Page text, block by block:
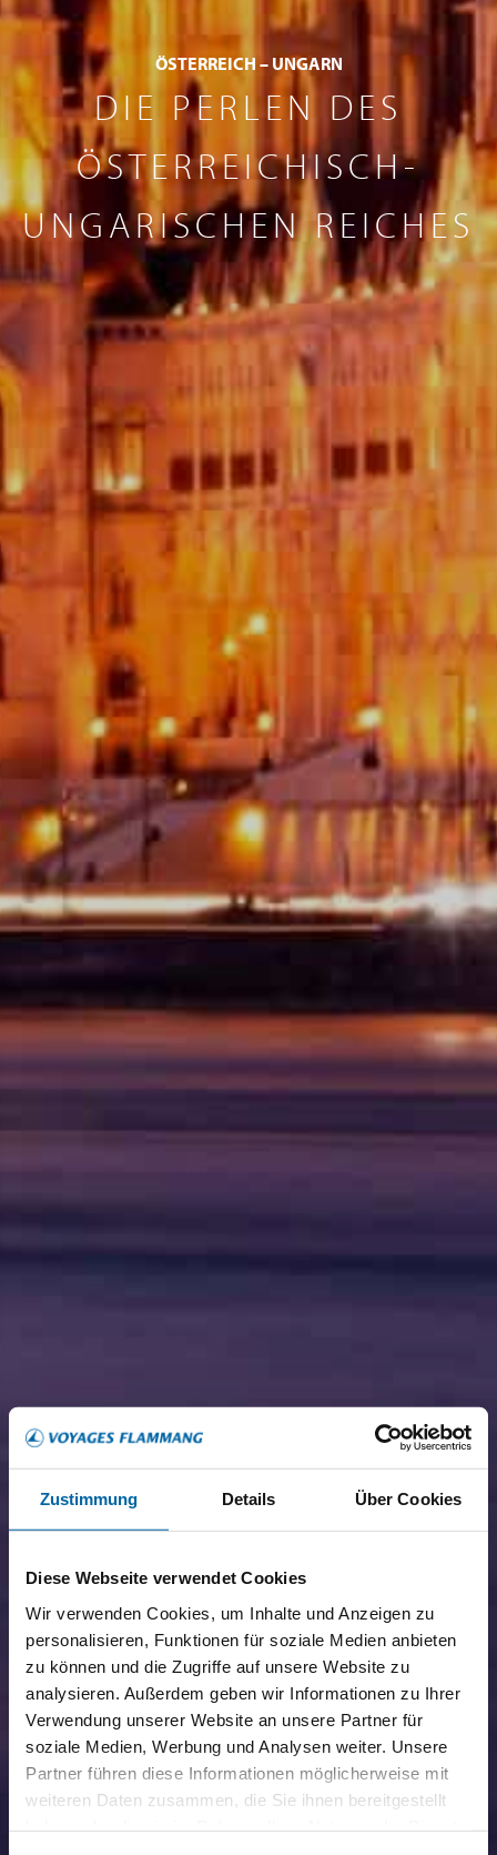
Zustimmung Details Über Cookies
Diese Webseite verwendet Cookies
Wir verwenden Cookies, um Inhalte und Anzeigen zu
personalisieren, Funktionen für soziale Medien anbieten
zu können und die Zugriffe auf unsere Website zu
analysieren. Außerdem geben wir Informationen zu Ihrer
Verwendung unserer Website an unsere Partner für
soziale Medien, Werbung und Analysen weiter. Unsere
Partner führen diese Informationen möglicherweise mit
weiteren Daten zusammen, die Sie ihnen bereitgestellt
ÖSTERREICH – UNGARN
DIE PERLEN DES
ÖSTERREICHISCH-
UNGARISCHEN REICHES